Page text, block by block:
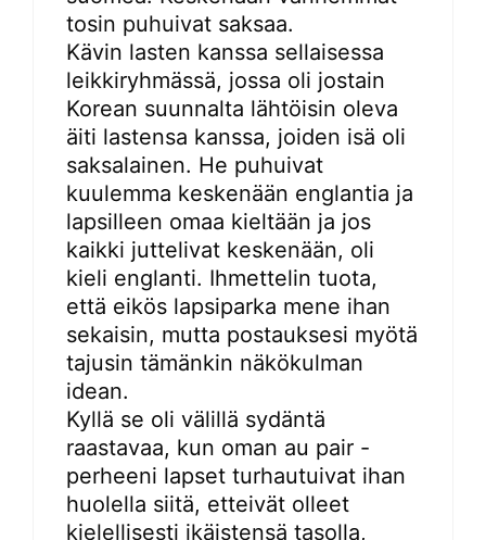
tosin puhuivat saksaa.
Kävin lasten kanssa sellaisessa
leikkiryhmässä, jossa oli jostain
Korean suunnalta lähtöisin oleva
äiti lastensa kanssa, joiden isä oli
saksalainen. He puhuivat
kuulemma keskenään englantia ja
lapsilleen omaa kieltään ja jos
kaikki juttelivat keskenään, oli
kieli englanti. Ihmettelin tuota,
että eikös lapsiparka mene ihan
sekaisin, mutta postauksesi myötä
tajusin tämänkin näkökulman
idean.
Kyllä se oli välillä sydäntä
raastavaa, kun oman au pair -
perheeni lapset turhautuivat ihan
huolella siitä, etteivät olleet
kielellisesti ikäistensä tasolla,